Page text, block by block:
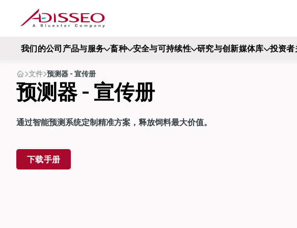
我们的公司产品与服务 畜种 安全与可持续性 研究与创新媒体库 投资者
文件 预测器 - 宣传册
预测器 - 宣传册
通过智能预测系统定制精准方案，释放饲料最大价值。
下载手册